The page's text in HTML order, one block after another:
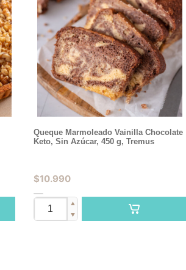
Queque Marmoleado Vainilla Chocolate
Keto, Sin Azúcar, 450 g, Tremus
$10.990
▲
▼